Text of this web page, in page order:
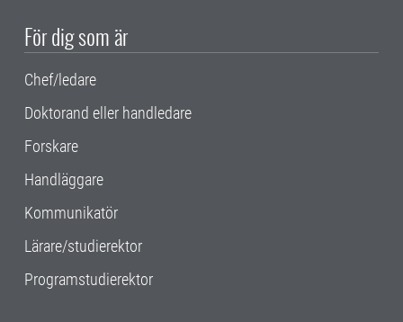
För dig som är
Chef/ledare
Doktorand eller handledare
Forskare
Handläggare
Kommunikatör
Lärare/studierektor
Programstudierektor